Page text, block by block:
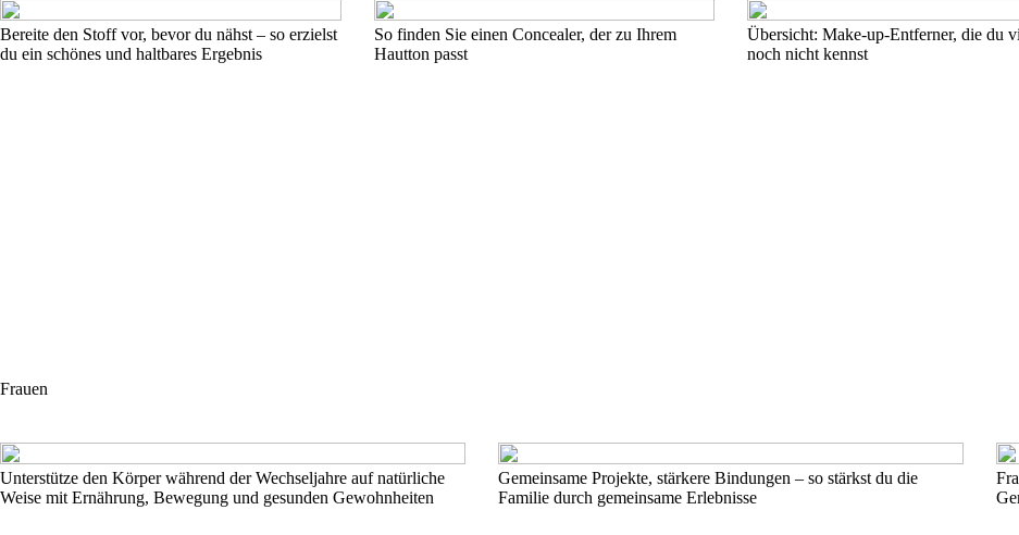
Bereite den Stoff vor, bevor du nähst – so erzielst
du ein schönes und haltbares Ergebnis
So finden Sie einen Concealer, der zu Ihrem
Hautton passt
Übersicht: Make-up-Entferner, die du
noch nicht kennst
Frauen
Unterstütze den Körper während der Wechseljahre auf natürliche
Weise mit Ernährung, Bewegung und gesunden Gewohnheiten
Gemeinsame Projekte, stärkere Bindungen – so stärkst du die
Familie durch gemeinsame Erlebnisse